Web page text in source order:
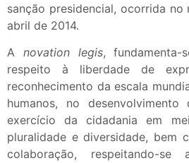
sanção presidencial, ocorrida
abril de 2014.
A novation legis, fundamenta-
respeito à liberdade de
reconhecimento da escala
humanos, no desenvolvimento
exercício da cidadania em
pluralidade e diversidade, bem
colaboração, respeitando-